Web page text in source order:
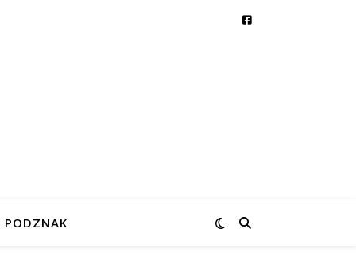
PODZNAK